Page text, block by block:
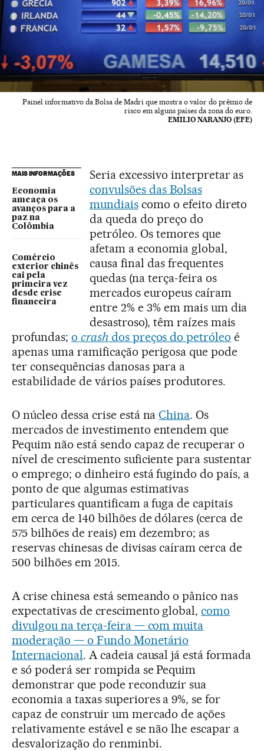
Painel informativo da Bolsa de Madri que mostra o valor do prêmio de
risco em alguns países da zona do euro.
EMILIO NARANJO (EFE)
MAIS INFORMAÇÕES
Economia
ameaça os
avanços para a
paz na
Colômbia
Comércio
exterior chinês
cai pela
primeira vez
desde crise
financeira
Seria excessivo interpretar as
convulsões das Bolsas
mundiaiscomo o efeito direto
da queda do preço do
petróleo. Os temores que
afetam a economia global,
causa final das frequentes
quedas (na terça-feira os
mercados europeus caíram
entre 2% e 3% em mais um dia
desastroso), têm raízes mais
profundas; o crashdos preços do petróleo é
apenas uma ramificação perigosa que pode
ter consequências danosas para a
estabilidade de vários países produtores.
O núcleo dessa crise está naChina. Os
mercados de investimento entendem que
Pequim não está sendo capaz de recuperar o
nível de crescimento suficiente para sustentar
o emprego; o dinheiro está fugindo do país, a
ponto de que algumas estimativas
particulares quantificam a fuga de capitais
em cerca de 140 bilhões de dólares (cerca de
575 bilhões de reais) em dezembro; as
reservas chinesas de divisas caíram cerca de
500 bilhões em 2015.
A crise chinesa está semeando o pânico nas
expectativas de crescimento global,como
divulgou na terça-feira — com muita
moderação — o Fundo Monetário
Internacional. A cadeia causal já está formada
e só poderá ser rompida se Pequim
demonstrar que pode reconduzir sua
economia a taxas superiores a 9%, se for
capaz de construir um mercado de ações
relativamente estável e se não lhe escapar a
desvalorização do renminbi.